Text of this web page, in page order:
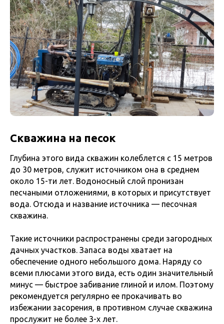
Скважина на песок
Глубина этого вида скважин колеблется с 15 метров
до 30 метров, служит источником она в среднем
около 15-ти лет. Водоносный слой пронизан
песчаными отложениями, в которых и присутствует
вода. Отсюда и название источника — песочная
скважина.
Такие источники распространены среди загородных
дачных участков. Запаса воды хватает на
обеспечение одного небольшого дома. Наряду со
всеми плюсами этого вида, есть один значительный
минус — быстрое забивание глиной и илом. Поэтому
рекомендуется регулярно ее прокачивать во
избежании засорения, в противном случае скважина
прослужит не более 3-х лет.